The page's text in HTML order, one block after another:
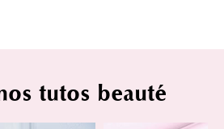
tutos beauté